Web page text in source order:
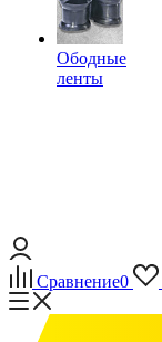
Ободные
ленты
Сравнение0